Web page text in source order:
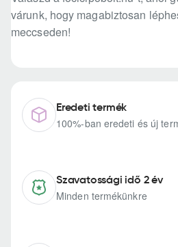
várunk, hogy magabiztosan
meccseden!
Eredeti termék
100%-ban eredeti és új
Szavatossági idő 2 év
Minden termékünkre